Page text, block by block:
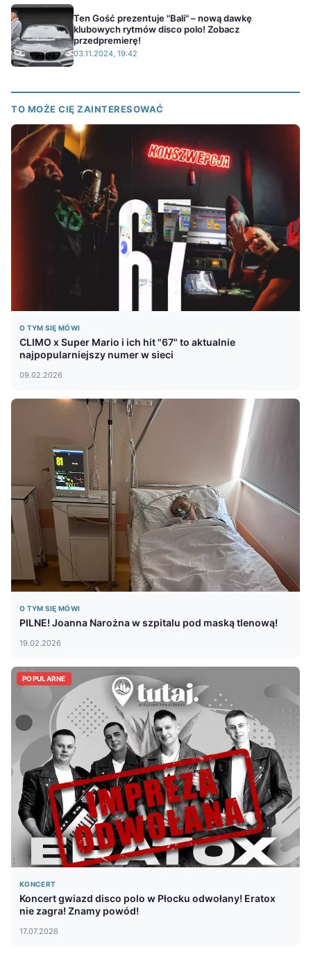
Ten Gość prezentuje "Bali" – nową dawkę
klubowych rytmów disco polo! Zobacz
przedpremierę!
03.11.2024, 19:42
TO MOŻE CIĘ ZAINTERESOWAĆ
O TYM SIĘ MÓWI
CLIMO x Super Mario i ich hit "67" to aktualnie
najpopularniejszy numer w sieci
09.02.2026
O TYM SIĘ MÓWI
PILNE! Joanna Narożna w szpitalu pod maską tlenową!
19.02.2026
POPULARNE
KONCERT
Koncert gwiazd disco polo w Płocku odwołany! Eratox
nie zagra! Znamy powód!
17.07.2026